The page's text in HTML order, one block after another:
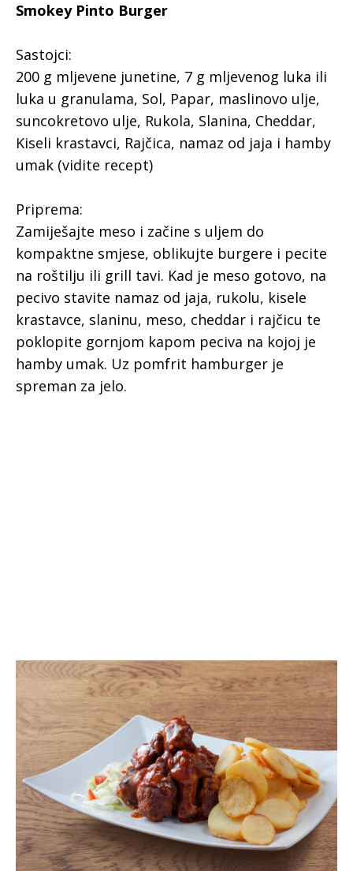
Smokey Pinto Burger
Sastojci:
200 g mljevene junetine, 7 g mljevenog luka ili
luka u granulama, Sol, Papar, maslinovo ulje,
suncokretovo ulje, Rukola, Slanina, Cheddar,
Kiseli krastavci, Rajčica, namaz od jaja i hamby
umak (vidite recept)
Priprema:
Zamiješajte meso i začine s uljem do
kompaktne smjese, oblikujte burgere i pecite
na roštilju ili grill tavi. Kad je meso gotovo, na
pecivo stavite namaz od jaja, rukolu, kisele
krastavce, slaninu, meso, cheddar i rajčicu te
poklopite gornjom kapom peciva na kojoj je
hamby umak. Uz pomfrit hamburger je
spreman za jelo.